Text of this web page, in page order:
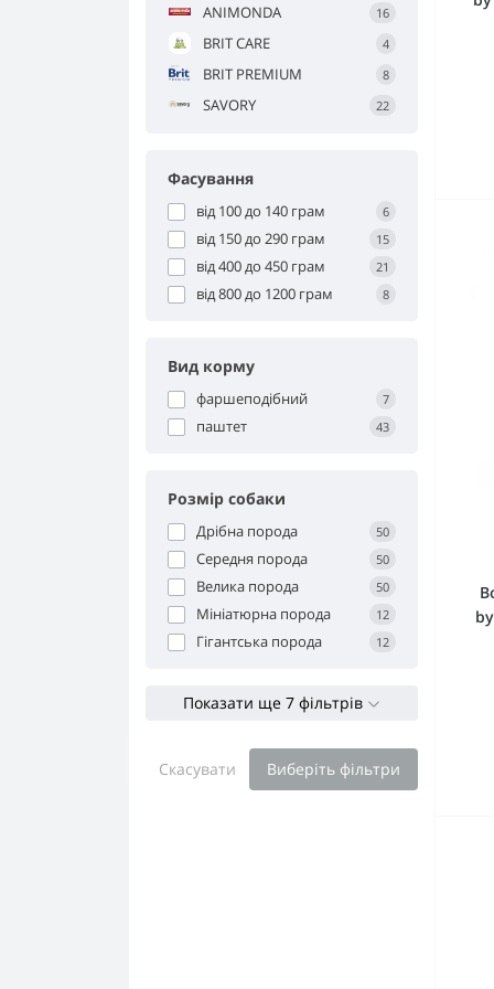
Засоби для догляду
ANIMONDA 16
BRIT CARE 4
BRIT PREMIUM 8
SAVORY 22
Фасування
від 100 до 140 грам 6
від 150 до 290 грам 15
від 400 до 450 грам 21
від 800 до 1200 грам 8
Вид корму
фаршеподібний 7
паштет 43
Розмір собаки
Дрібна порода 50
Середня порода 50
Велика порода 50
Мініатюрна порода 12
Гігантська порода 12
Показати ще 7 фільтрів
Скасувати Виберіть фільтри